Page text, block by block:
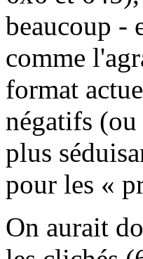
beaucoup -
comme
format
négatifs
plus
pour les «
On aurait